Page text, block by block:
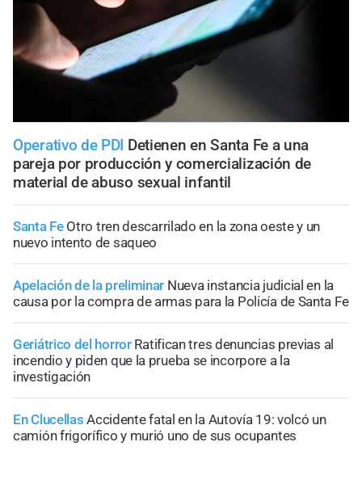
Operativo de PDI Detienen en Santa Fe a una
pareja por producción y comercialización de
material de abuso sexual infantil
Santa Fe Otro tren descarrilado en la zona oeste y un
nuevo intento de saqueo
Apelación de la preliminar Nueva instancia judicial en la
causa por la compra de armas para la Policía de Santa Fe
Geriátrico del horror Ratifican tres denuncias previas al
incendio y piden que la prueba se incorpore a la
investigación
En Clucellas Accidente fatal en la Autovía 19: volcó un
camión frigorífico y murió uno de sus ocupantes